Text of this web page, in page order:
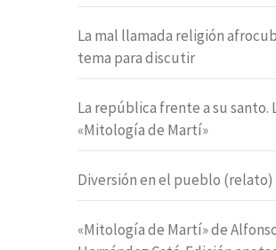
La mal llamada religión
tema para discutir
La república frente a su santo.
«Mitología de Martí»
Diversión en el pueblo (relato)
«Mitología de Martí» de